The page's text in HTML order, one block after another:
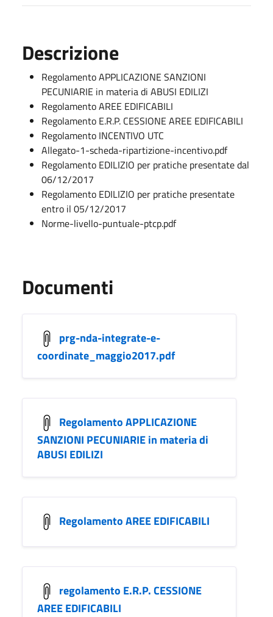
Descrizione
Regolamento APPLICAZIONE SANZIONI
PECUNIARIE in materia di ABUSI EDILIZI
Regolamento AREE EDIFICABILI
Regolamento E.R.P. CESSIONE AREE EDIFICABILI
Regolamento INCENTIVO UTC
Allegato-1-scheda-ripartizione-incentivo.pdf
Regolamento EDILIZIO per pratiche presentate dal
06/12/2017
Regolamento EDILIZIO per pratiche presentate
entro il 05/12/2017
Norme-livello-puntuale-ptcp.pdf
Documenti
prg-nda-integrate-e-
coordinate_maggio2017.pdf
Regolamento APPLICAZIONE
SANZIONI PECUNIARIE in materia di
ABUSI EDILIZI
Regolamento AREE EDIFICABILI
regolamento E.R.P. CESSIONE
AREE EDIFICABILI